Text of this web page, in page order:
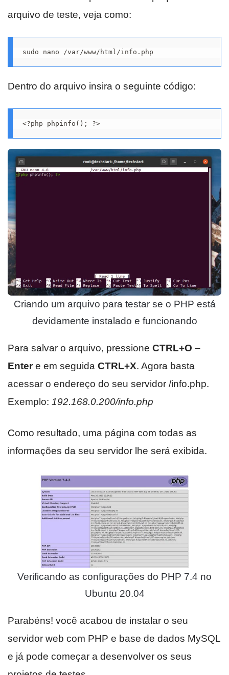
arquivo de teste, veja como:
sudo nano /var/www/html/info.php
Dentro do arquivo insira o seguinte código:
<?php phpinfo(); ?>
Criando um arquivo para testar se o PHP está
devidamente instalado e funcionando
Para salvar o arquivo, pressione CTRL+O –
Entere em seguida CTRL+X. Agora basta
acessar o endereço do seu servidor /info.php.
Exemplo: 192.168.0.200/info.php
Como resultado, uma página com todas as
informações da seu servidor lhe será exibida.
Verificando as configurações do PHP 7.4 no
Ubuntu 20.04
Parabéns! você acabou de instalar o seu
servidor web com PHP e base de dados MySQL
e já pode começar a desenvolver os seus